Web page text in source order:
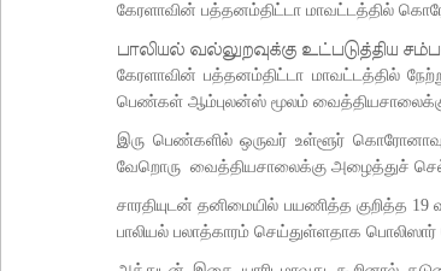
கேரளாவின் பத்தனம்திட்டா மாவட்டத்தில்
பாலியல் வல்லுறவுக்கு உட்படுத்திய
கேரளாவின் பத்தனம்திட்டா மாவட்டத்தில்
பெண்கள் ஆம்புலன்ஸ் மூலம்
இரு பெண்களில் ஒருவர் உள்ளூர்
வேறொரு வைத்தியசாலைக்கு அழைத்துச்
சாரதியுடன் தனிமையில் பயணித்த குறித்த
பாலியல் பலாத்காரம் செய்துள்ளதாக பொலிஸார்